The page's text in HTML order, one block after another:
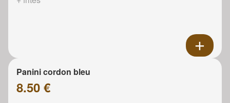
Panini cordon bleu
8.50 €